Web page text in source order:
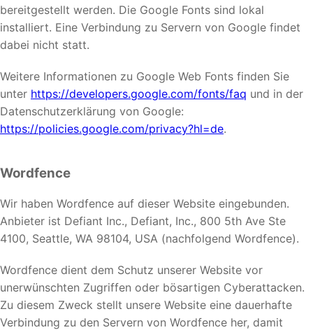
bereitgestellt werden. Die Google Fonts sind lokal
installiert. Eine Verbindung zu Servern von Google findet
dabei nicht statt.
Weitere Informationen zu Google Web Fonts finden Sie
unter https://developers.google.com/fonts/faq und in der
Datenschutzerklärung von Google:
https://policies.google.com/privacy?hl=de.
Wordfence
Wir haben Wordfence auf dieser Website eingebunden.
Anbieter ist Defiant Inc., Defiant, Inc., 800 5th Ave Ste
4100, Seattle, WA 98104, USA (nachfolgend Wordfence).
Wordfence dient dem Schutz unserer Website vor
unerwünschten Zugriffen oder bösartigen Cyberattacken.
Zu diesem Zweck stellt unsere Website eine dauerhafte
Verbindung zu den Servern von Wordfence her, damit